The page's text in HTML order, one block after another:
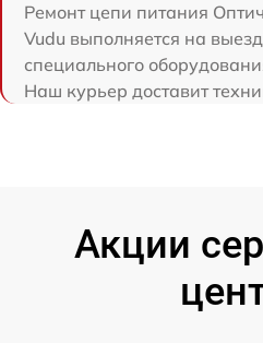
Ремонт цепи питания
Vudu выполняется на
специального
Наш курьер доставит
Акции